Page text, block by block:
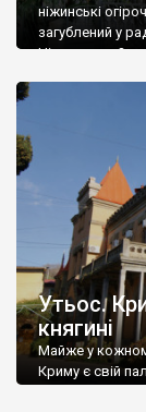
ніжинські
загублений у
Ніжин греки?
Утьос.
княгині
Майже у
Криму є свій